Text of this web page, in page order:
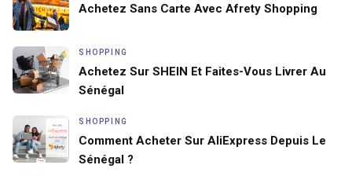
Achetez Sans Carte Avec Afrety Shopping
SHOPPING
Achetez Sur SHEIN Et Faites-Vous Livrer Au
Sénégal
SHOPPING
Comment Acheter Sur AliExpress Depuis Le
Sénégal ?